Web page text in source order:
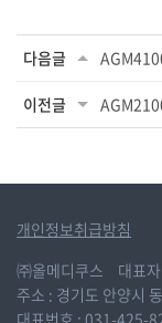
다음글
이전글
개인정보취급방침
㈜올메디쿠스
대표
주소 : 경기도 안양시
대표번호 : 031-425-